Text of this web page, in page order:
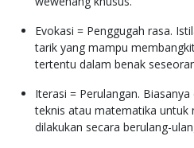
Evokasi = Penggugah rasa.
tarik yang mampu
tertentu dalam benak
Iterasi = Perulangan.
teknis atau matematika untuk
dilakukan secara berulang-